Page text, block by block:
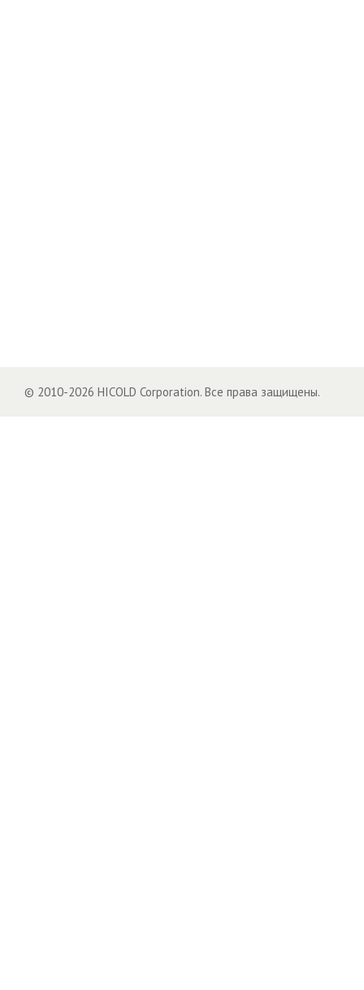
© 2010-2026 HICOLD Corporation. Все права защищены.